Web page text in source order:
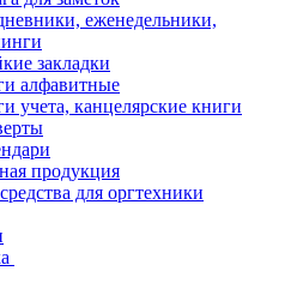
еженедельники,
закладки
алфавитные
учета, канцелярские книги
продукция
для оргтехники